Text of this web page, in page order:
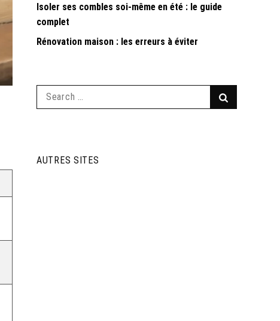
Isoler ses combles soi-même en été : le guide
complet
Rénovation maison : les erreurs à éviter
Search
AUTRES SITES